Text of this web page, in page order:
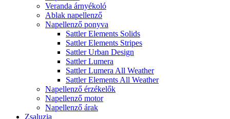
Veranda árnyékoló
Ablak napellenző
Napellenző ponyva
Sattler Elements Solids
Sattler Elements Stripes
Sattler Urban Design
Sattler Lumera
Sattler Lumera All Weather
Sattler Elements All Weather
Napellenző érzékelők
Napellenző motor
Napellenző árak
Zsaluzia